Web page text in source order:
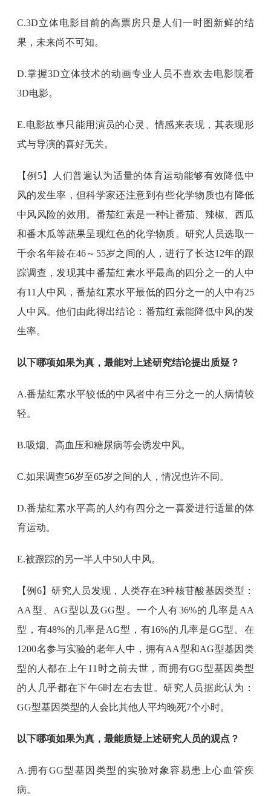
C.3D立体电影目前的高票房只是人们一时图新鲜的结
果，未来尚不可知。
D.掌握3D立体技术的动画专业人员不喜欢去电影院看
3D电影。
E.电影故事只能用演员的心灵、情感来表现，其表现形
式与导演的喜好无关。
【例5】人们普遍认为适量的体育运动能够有效降低中
风的发生率，但科学家还注意到有些化学物质也有降低
中风风险的效用。番茄红素是一种让番茄、辣椒、西瓜
和番木瓜等蔬果呈现红色的化学物质。研究人员选取一
千余名年龄在46～55岁之间的人，进行了长达12年的跟
踪调查，发现其中番茄红素水平最高的四分之一的人中
有11人中风，番茄红素水平最低的四分之一的人中有25
人中风。他们由此得出结论：番茄红素能降低中风的发
生率。
以下哪项如果为真，最能对上述研究结论提出质疑？
A.番茄红素水平较低的中风者中有三分之一的人病情较
轻。
B.吸烟、高血压和糖尿病等会诱发中风。
C.如果调查56岁至65岁之间的人，情况也许不同。
D.番茄红素水平高的人约有四分之一喜爱进行适量的体
育运动。
E.被跟踪的另一半人中50人中风。
【例6】研究人员发现，人类存在3种核苷酸基因类型：
AA型、AG型以及GG型。一个人有36%的几率是AA
型，有48%的几率是AG型，有16%的几率是GG型。在
1200名参与实验的老年人中，拥有AA型和AG型基因类
型的人都在上午11时之前去世，而拥有GG型基因类型
的人几乎都在下午6时左右去世。研究人员据此认为：
GG型基因类型的人会比其他人平均晚死7个小时。
以下哪项如果为真，最能质疑上述研究人员的观点？
A.拥有GG型基因类型的实验对象容易患上心血管疾
病。